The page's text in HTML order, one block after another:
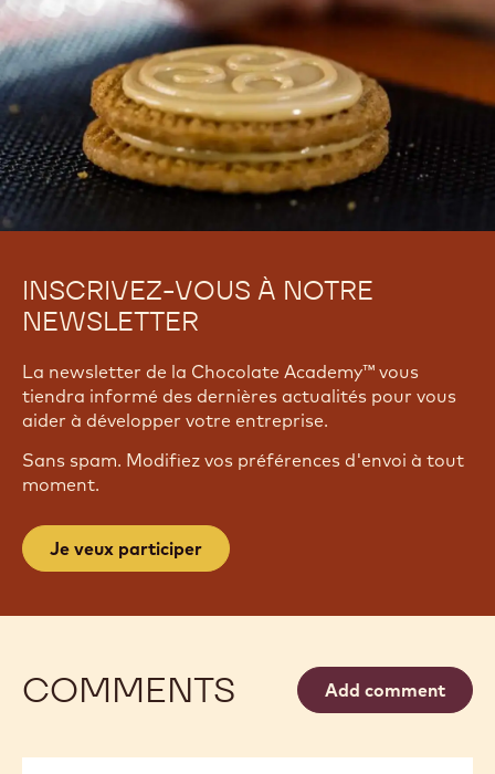
INSCRIVEZ-VOUS À NOTRE
NEWSLETTER
La newsletter de la Chocolate Academy™ vous
tiendra informé des dernières actualités pour vous
aider à développer votre entreprise.
Sans spam. Modifiez vos préférences d'envoi à tout
moment.
Je veux participer
COMMENTS Add comment